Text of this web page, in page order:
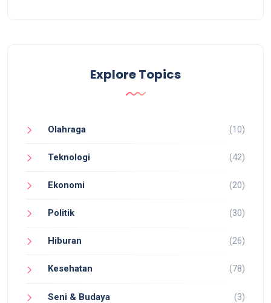
Explore Topics
Olahraga (10)
Teknologi (42)
Ekonomi (20)
Politik (30)
Hiburan (26)
Kesehatan (78)
Seni & Budaya (3)